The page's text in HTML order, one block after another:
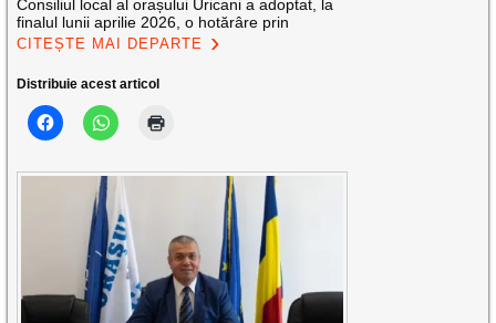
Consiliul local al orașului Uricani a adoptat, la
finalul lunii aprilie 2026, o hotărâre prin
CITEȘTE MAI DEPARTE
Distribuie acest articol